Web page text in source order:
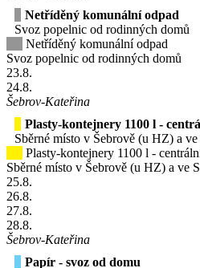
Netříděný komunální odpad
Svoz popelnic od rodinných domů
Netříděný komunální odpad
Svoz popelnic od rodinných domů
23.8.
24.8.
Šebrov-Kateřina
Plasty-kontejnery 1100 l -
Sběrné místo v Šebrově (u HZ) a
Plasty-kontejnery 1100 l -
Sběrné místo v Šebrově (u HZ) a ve
25.8.
26.8.
27.8.
28.8.
Šebrov-Kateřina
Papír - svoz od domu